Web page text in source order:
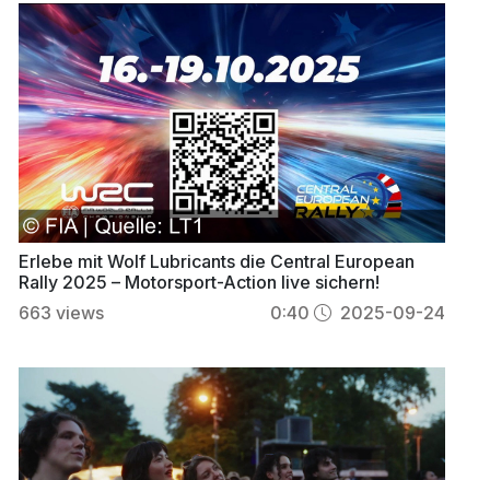
Erlebe mit Wolf Lubricants die Central European
Rally 2025 – Motorsport-Action live sichern!
663 views 0:40 2025-09-24